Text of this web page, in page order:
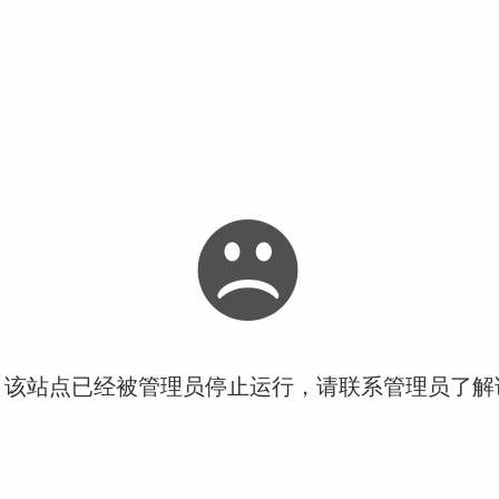
站点已经被管理员停止运行，请联系管理员了